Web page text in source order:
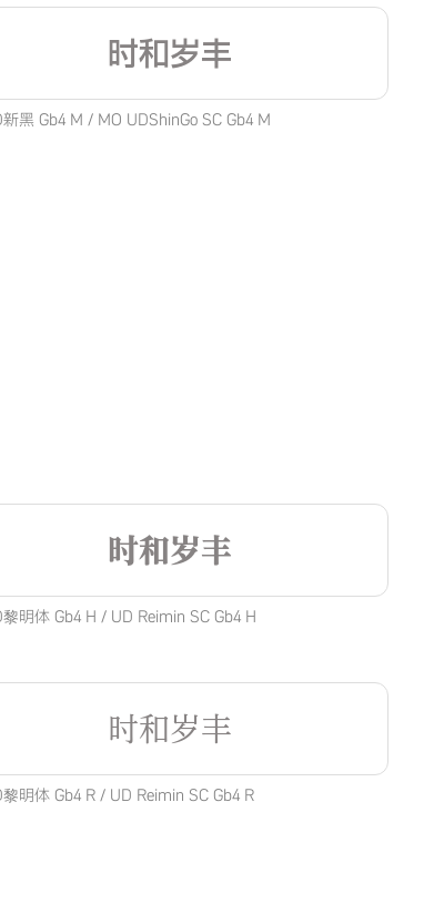
时和岁丰
黑 Gb4 M / MO UDShinGo SC Gb4 M
时和岁丰
明体 Gb4 H / UD Reimin SC Gb4 H
时和岁丰
明体 Gb4 R / UD Reimin SC Gb4 R